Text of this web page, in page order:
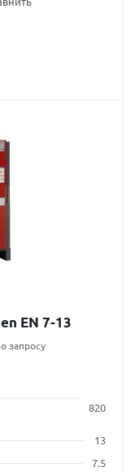
EN 7-13
запросу
820
13
7.5